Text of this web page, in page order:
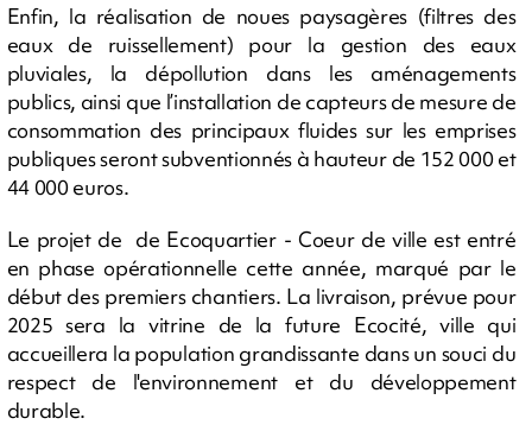
Enfin, la réalisation de noues paysagères (filtres des
eaux de ruissellement) pour la gestion des eaux
pluviales, la dépollution dans les aménagements
publics, ainsi que l’installation de capteurs de mesure de
consommation des principaux fluides sur les emprises
publiques seront subventionnés à hauteur de 152 000 et
44 000 euros.
Le projet de de Ecoquartier - Coeur de ville est entré
en phase opérationnelle cette année, marqué par le
début des premiers chantiers. La livraison, prévue pour
2025 sera la vitrine de la future Ecocité, ville qui
accueillera la population grandissante dans un souci du
respect de l'environnement et du développement
durable.